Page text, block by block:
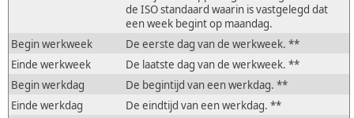
de ISO standaard waarin is vastgelegd dat
een week begint op maandag.
Begin werkweek
De eerste dag van de werkweek. **
Einde werkweek
De laatste dag van de werkweek. **
Begin werkdag
De begintijd van een werkdag. **
Einde werkdag
De eindtijd van een werkdag. **